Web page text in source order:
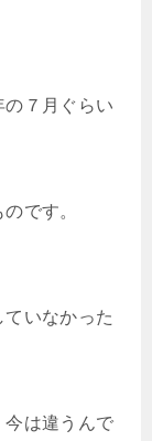
７月ぐらい
です。
いなかった
今は違うんで